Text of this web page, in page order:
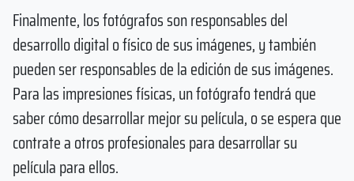
Finalmente, los fotógrafos son responsables del
desarrollo digital o físico de sus imágenes, y también
pueden ser responsables de la edición de sus imágenes.
Para las impresiones físicas, un fotógrafo tendrá que
saber cómo desarrollar mejor su película, o se espera que
contrate a otros profesionales para desarrollar su
película para ellos.